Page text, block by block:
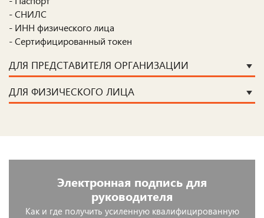
- СНИЛС
- ИНН физического лица
- Сертифицированный токен
ДЛЯ ПРЕДСТАВИТЕЛЯ ОРГАНИЗАЦИИ
ДЛЯ ФИЗИЧЕСКОГО ЛИЦА
Электронная подпись для
руководителя
Как и где получить усиленную квалифицированную